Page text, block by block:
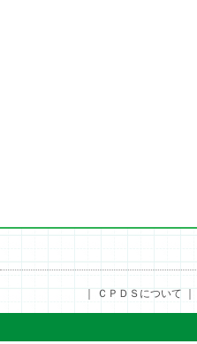
ＣＰＤＳについて